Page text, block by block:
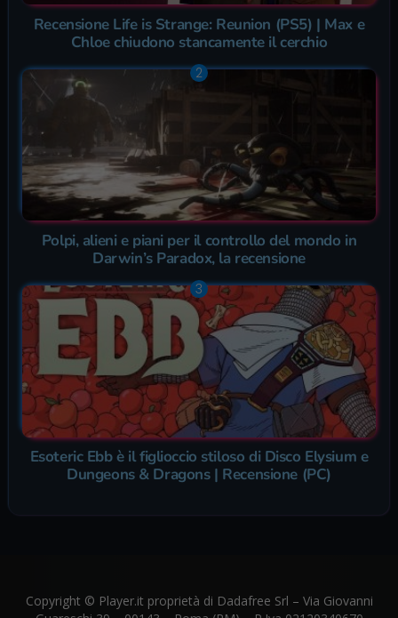
Recensione Life is Strange: Reunion (PS5) | Max e
Chloe chiudono stancamente il cerchio
Polpi, alieni e piani per il controllo del mondo in
Darwin’s Paradox, la recensione
Esoteric Ebb è il figlioccio stiloso di Disco Elysium e
Dungeons & Dragons | Recensione (PC)
Copyright © Player.it proprietà di Dadafree Srl – Via Giovanni